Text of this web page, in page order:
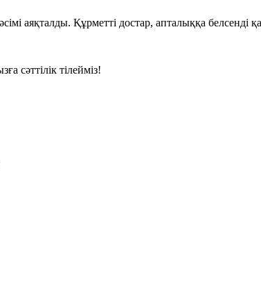
аяқталды. Құрметті достар, апталыққа белсенді
сәттілік тілейміз!